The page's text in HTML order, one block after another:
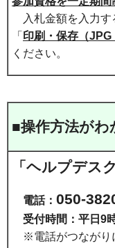
入札金額を入力す
「 印刷・保存（JPG
ください。
■操作方法がわ
「ヘルプデスク
電話： 050-
受付時間：平日9
※電話がつながり